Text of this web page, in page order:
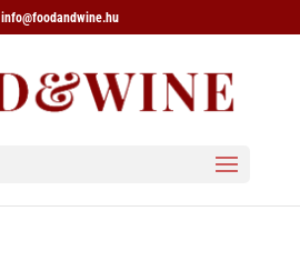
info@foodandwine.hu